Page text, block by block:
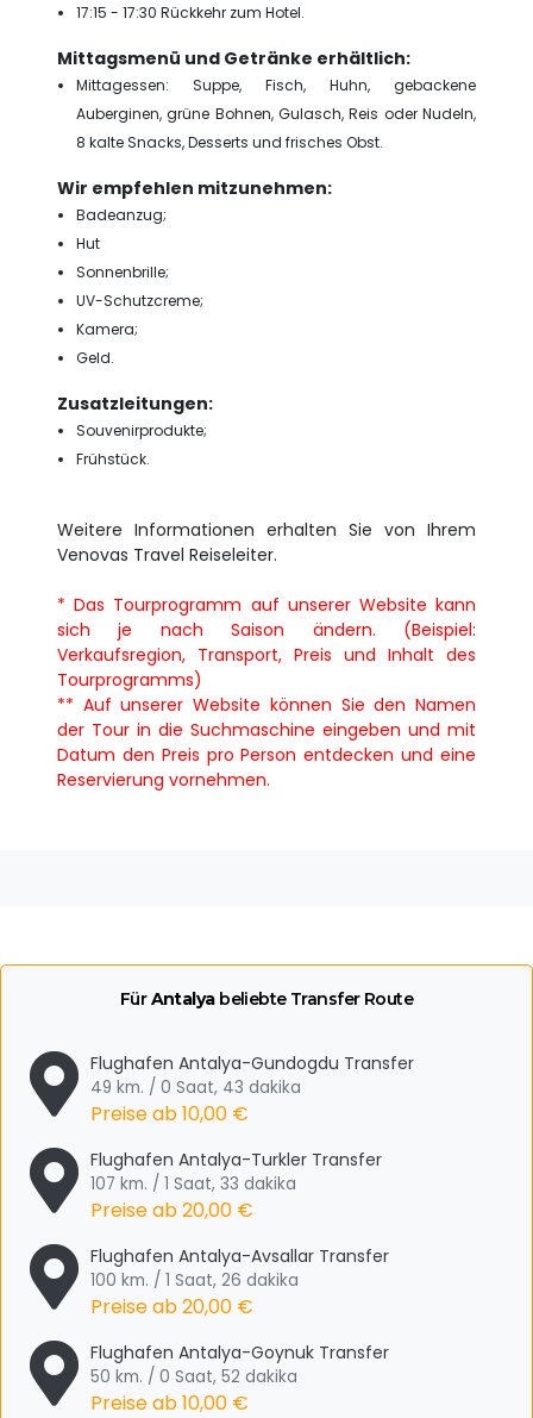
17:15 - 17:30 Rückkehr zum Hotel.
Mittagsmenü und Getränke erhältlich:
Mittagessen: Suppe, Fisch, Huhn, gebackene
Auberginen, grüne Bohnen, Gulasch, Reis oder Nudeln,
8 kalte Snacks, Desserts und frisches Obst.
Wir empfehlen mitzunehmen:
Badeanzug;
Hut
Sonnenbrille;
UV-Schutzcreme;
Kamera;
Geld.
Zusatzleitungen:
Souvenirprodukte;
Frühstück.
Weitere Informationen erhalten Sie von Ihrem
Venovas Travel Reiseleiter.
* Das Tourprogramm auf unserer Website kann
sich je nach Saison ändern. (Beispiel:
Verkaufsregion, Transport, Preis und Inhalt des
Tourprogramms)
** Auf unserer Website können Sie den Namen
der Tour in die Suchmaschine eingeben und mit
Datum den Preis pro Person entdecken und eine
Reservierung vornehmen.
FürAntalyabeliebte Transfer Route
Flughafen Antalya-Gundogdu Transfer
49 km. / 0 Saat, 43 dakika
Preise ab10,00 €
Flughafen Antalya-Turkler Transfer
107 km. / 1 Saat, 33 dakika
Preise ab20,00 €
Flughafen Antalya-Avsallar Transfer
100 km. / 1 Saat, 26 dakika
Preise ab20,00 €
Flughafen Antalya-Goynuk Transfer
50 km. / 0 Saat, 52 dakika
Preise ab10,00 €